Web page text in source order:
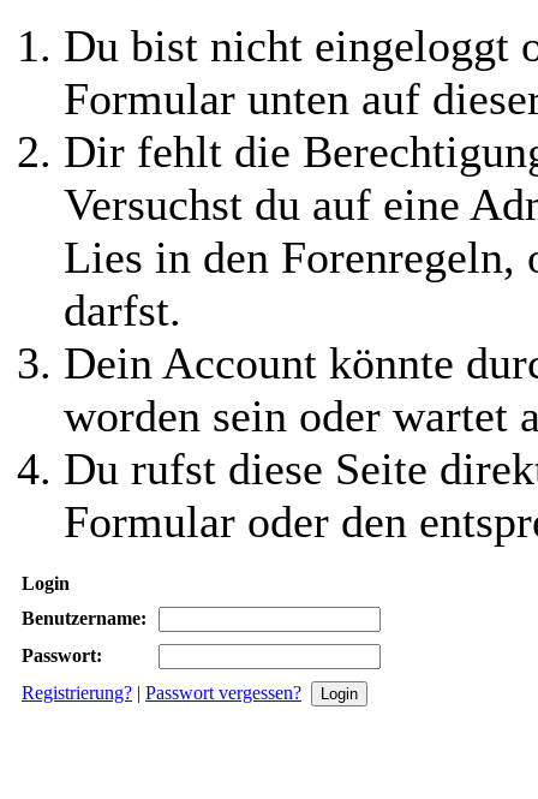
Du bist nicht eingeloggt
Formular unten auf
Dir fehlt die
Versuchst du auf eine
Lies in den Forenregeln,
darfst.
Dein Account könnte
worden sein oder wartet
Du rufst diese Seite
Formular oder den
Login
Benutzername:
Passwort:
Registrierung? | Passwort vergessen?